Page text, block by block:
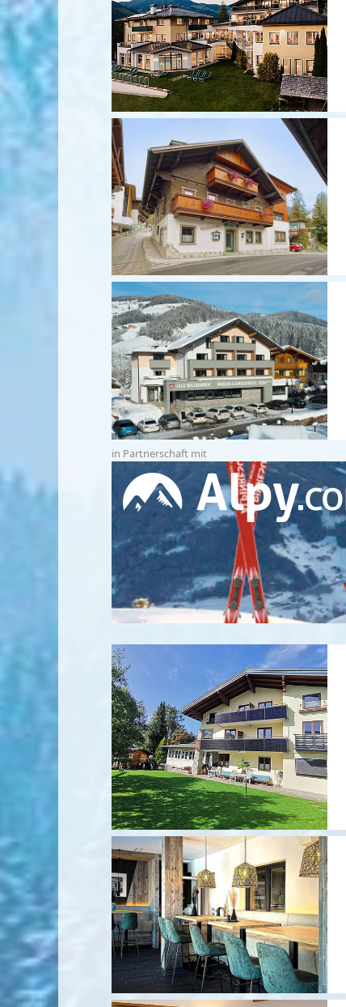
in Partnerschaft mit